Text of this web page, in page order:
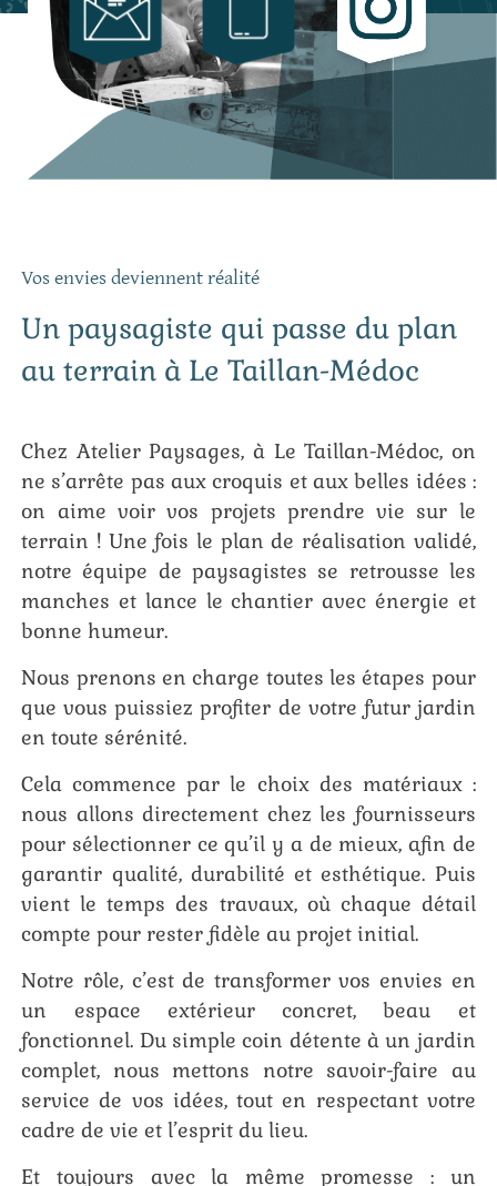
Vos envies deviennent réalité
Un paysagiste qui passe du plan
au terrain à Le Taillan-Médoc
Chez Atelier Paysages, à Le Taillan-Médoc, on
ne s’arrête pas aux croquis et aux belles idées :
on aime voir vos projets prendre vie sur le
terrain ! Une fois le plan de réalisation validé,
notre équipe de paysagistes se retrousse les
manches et lance le chantier avec énergie et
bonne humeur.
Nous prenons en charge toutes les étapes pour
que vous puissiez profiter de votre futur jardin
en toute sérénité.
Cela commence par le choix des matériaux :
nous allons directement chez les fournisseurs
pour sélectionner ce qu’il y a de mieux, afin de
garantir qualité, durabilité et esthétique. Puis
vient le temps des travaux, où chaque détail
compte pour rester fidèle au projet initial.
Notre rôle, c’est de transformer vos envies en
un espace extérieur concret, beau et
fonctionnel. Du simple coin détente à un jardin
complet, nous mettons notre savoir-faire au
service de vos idées, tout en respectant votre
cadre de vie et l’esprit du lieu.
Et toujours avec la même promesse : un